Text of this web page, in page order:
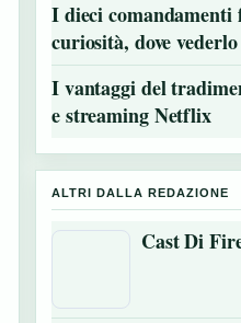
I dieci comandamenti
curiosità, dove vederlo
I vantaggi del
e streaming Netflix
ALTRI DALLA REDAZIONE
Cast Di